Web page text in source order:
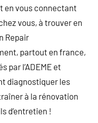
en vous connectant
vous, à trouver en
Repair
partout en france,
par l’ADEME et
diagnostiquer les
à la rénovation
d’entretien !